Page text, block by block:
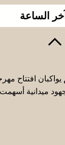
آخر الساعة
افتتاح
.. جهود ميدانية